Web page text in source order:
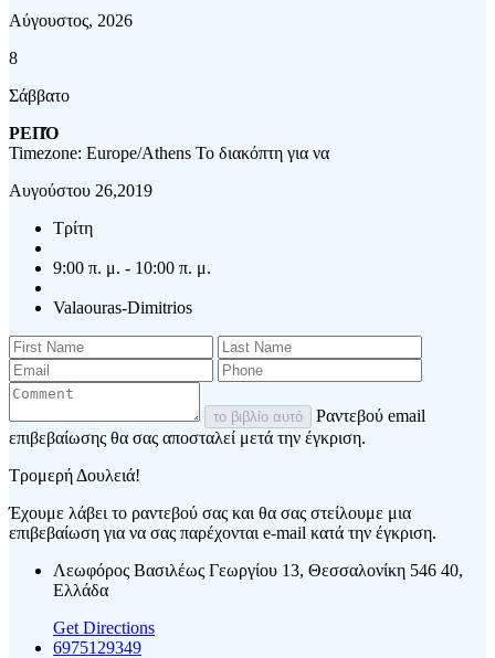
Αύγουστος, 2026
8
Σάββατο
ΡΕΠΌ
Timezone: Europe/Athens Το διακόπτη για να
Αυγούστου 26,2019
Τρίτη
9:00 π. μ. - 10:00 π. μ.
Valaouras-Dimitrios
το βιβλίο αυτό
Ραντεβού email
επιβεβαίωσης θα σας αποσταλεί μετά την έγκριση.
Τρομερή Δουλειά!
Έχουμε λάβει το ραντεβού σας και θα σας στείλουμε μια
επιβεβαίωση για να σας παρέχονται e-mail κατά την έγκριση.
Λεωφόρος Βασιλέως Γεωργίου 13, Θεσσαλονίκη 546 40,
Ελλάδα
Get Directions
6975129349